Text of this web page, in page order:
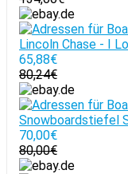
Lincoln Chase - I
65,88€
80,24€
Snowboardstiefel
70,00€
80,00€